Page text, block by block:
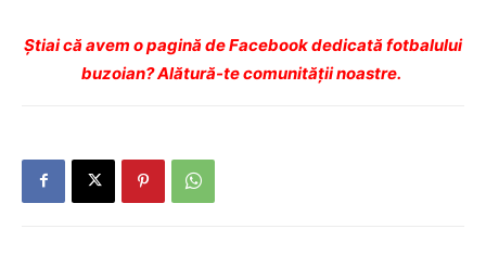
Ştiai că avem o pagină de Facebook dedicată fotbalului
buzoian? Alătură-te comunității noastre.